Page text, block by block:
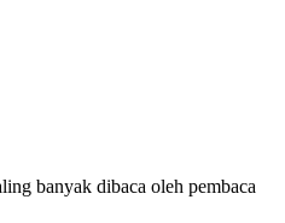
banyak dibaca oleh pembaca